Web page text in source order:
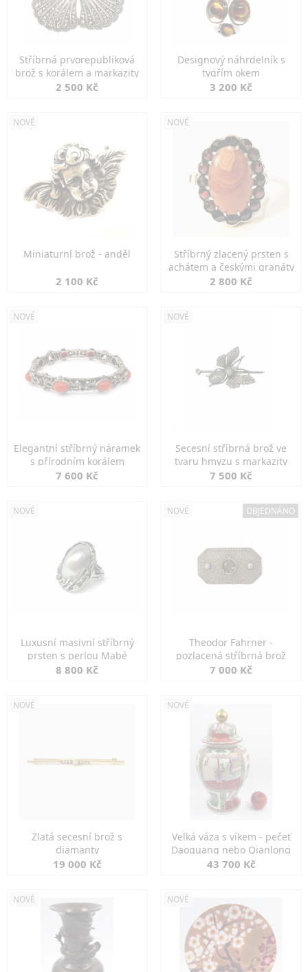
Stříbrná prvorepubliková
brož s korálem a markazity
2 500 Kč
Designový náhrdelník s
tygřím okem
3 200 Kč
NOVÉ
Miniaturní brož - anděl
2 100 Kč
NOVÉ
Stříbrný zlacený prsten s
achátem a českými granáty
2 800 Kč
NOVÉ
Elegantní stříbrný náramek
s přírodním korálem
7 600 Kč
NOVÉ
Secesní stříbrná brož ve
tvaru hmyzu s markazity
7 500 Kč
NOVÉ
Luxusní masivní stříbrný
prsten s perlou Mabé
8 800 Kč
NOVÉ OBJEDNÁNO
Theodor Fahrner -
pozlacená stříbrná brož
7 000 Kč
NOVÉ
Zlatá secesní brož s
diamanty
19 000 Kč
NOVÉ
Velká váza s víkem - pečeť
Daoguang nebo Qianlong
43 700 Kč
NOVÉ NOVÉ